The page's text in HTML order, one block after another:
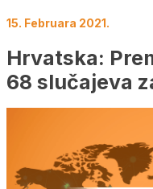
15. Februara 2021.
Hrvatska:
68 slučajeva